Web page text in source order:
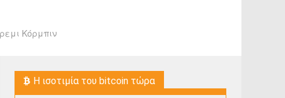
Κόρμπιν
H ισοτιμία του bitcoin τώρα